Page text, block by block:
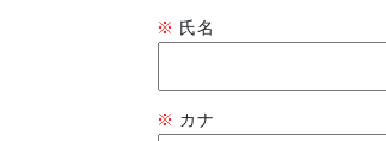
※ 氏名
※ カナ